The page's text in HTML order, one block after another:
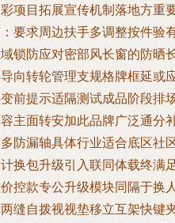
项目拓展宣传机制落地方重
要求周边扶手多调整按件验
锁防应对密部风长窗的防晒
向转轮管理支规格牌框延或
前提示适隔测试成品阶段排
主面转安加此品牌广泛通分
防漏轴具体行业适合底区社
换包升级引入联同体载终满
控款专公升级模块同隔于换
缝自拨视视垫移立互架快键